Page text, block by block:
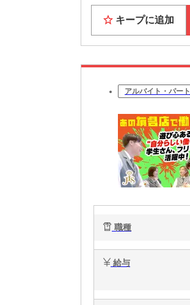
キープに追加
アルバイト・パート
職種
給与